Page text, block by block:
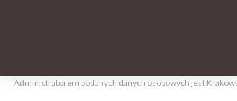
Administratorem podanych danych osobowych jest